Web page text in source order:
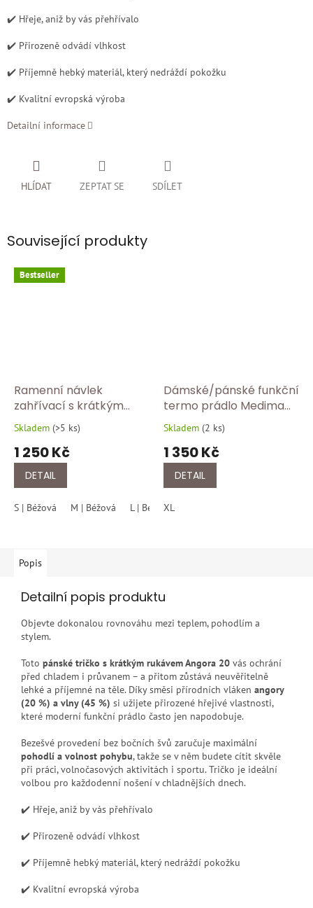
✔️ Hřeje, aniž by vás přehřívalo
✔️ Přirozeně odvádí vlhkost
✔️ Příjemně hebký materiál, který nedráždí pokožku
✔️ Kvalitní evropská výroba
Detailní informace
ZEPTAT SE
HLÍDAT SDÍLET
Související produkty
Bestseller
Ramenní návlek
zahřívací s krátkým
rukávem Medima Hřejivý
návlek na ramena
Medima – přírodní
ochrana ramen a šíje
Průměrné
produktu
5,0
5
Skladem (>5 ks)
1 250 Kč
DETAIL
S | Béžová M | Béžová L | Béžová
Dámské/pánské funkční
termo prádlo Medima
1199 – poslední kusy
skladem!
Průměrné
produktu
4,5
5
Skladem (2 ks)
1 350 Kč
DETAIL
XL
Popis
Detailní popis produktu
Objevte dokonalou rovnováhu mezi teplem, pohodlím a
stylem.
Toto pánské tričko s krátkým rukávem Angora 20 vás ochrání
před chladem i průvanem – a přitom zůstává neuvěřitelně
lehké a příjemné na těle. Díky směsi přírodních vláken angory
(20 %) a vlny (45 %) si užijete přirozené hřejivé vlastnosti,
které moderní funkční prádlo často jen napodobuje.
Bezešvé provedení bez bočních švů zaručuje maximální
pohodlí a volnost pohybu, takže se v něm budete cítit skvěle
při práci, volnočasových aktivitách i sportu. Tričko je ideální
volbou pro každodenní nošení v chladnějších dnech.
✔️ Hřeje, aniž by vás přehřívalo
✔️ Přirozeně odvádí vlhkost
✔️ Příjemně hebký materiál, který nedráždí pokožku
✔️ Kvalitní evropská výroba